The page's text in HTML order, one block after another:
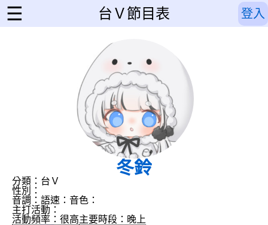
☰ 台Ｖ節目表 登入
冬鈴
分類：台Ｖ
性別：
音調： 語速： 音色：
主打活動：
活動頻率：很高主要時段：晚上